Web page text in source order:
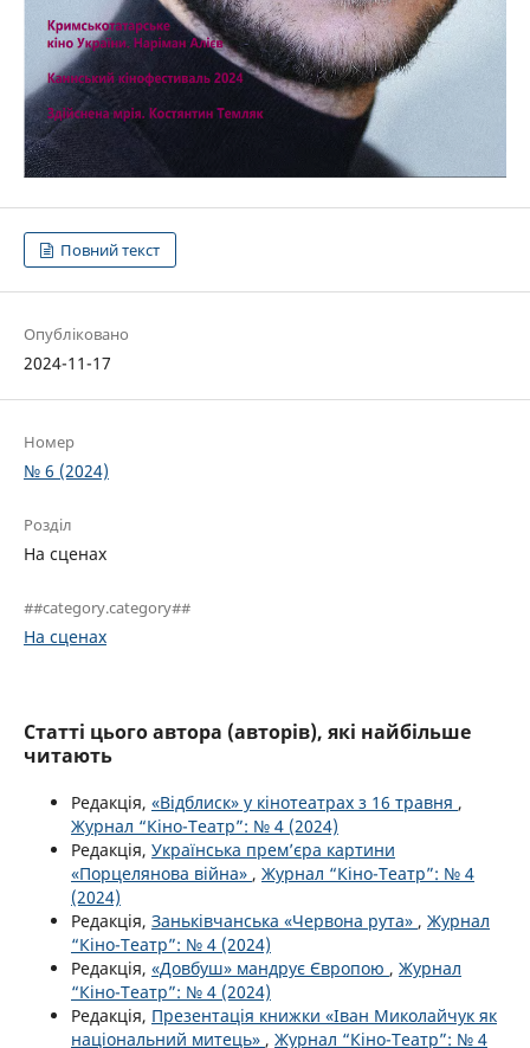
Повний текст
Опубліковано
2024-11-17
Номер
№ 6 (2024)
Розділ
На сценах
##category.category##
На сценах
Статті цього автора (авторів), які найбільше
читають
Редакція, «Відблиск» у кінотеатрах з 16 травня ,
Журнал “Кіно-Театр”: № 4 (2024)
Редакція, Українська прем’єра картини
«Порцелянова війна» , Журнал “Кіно-Театр”: № 4
(2024)
Редакція, Заньківчанська «Червона рута» , Журнал
“Кіно-Театр”: № 4 (2024)
Редакція, «Довбуш» мандрує Європою , Журнал
“Кіно-Театр”: № 4 (2024)
Редакція, Презентація книжки «Іван Миколайчук як
національний митець» , Журнал “Кіно-Театр”: № 4